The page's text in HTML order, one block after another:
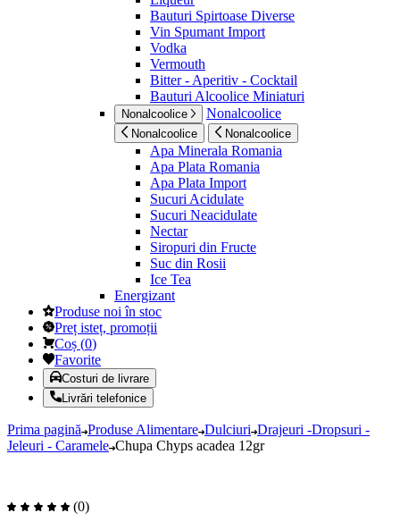
Bauturi Spirtoase Diverse
Vin Spumant Import
Vodka
Vermouth
Bitter - Aperitiv - Cocktail
Bauturi Alcoolice Miniaturi
Nonalcoolice Nonalcoolice
Nonalcoolice Nonalcoolice
Apa Minerala Romania
Apa Plata Romania
Apa Plata Import
Sucuri Acidulate
Sucuri Neacidulate
Nectar
Siropuri din Fructe
Suc din Rosii
Ice Tea
Energizant
Produse noi în stoc
Preț isteț, promoții
Coș (0)
Favorite
Costuri de livrare
Livrări telefonice
Prima pagină Produse Alimentare Dulciuri Drajeuri -Dropsuri -
Jeleuri - Caramele Chupa Chyps acadea 12gr
(0)